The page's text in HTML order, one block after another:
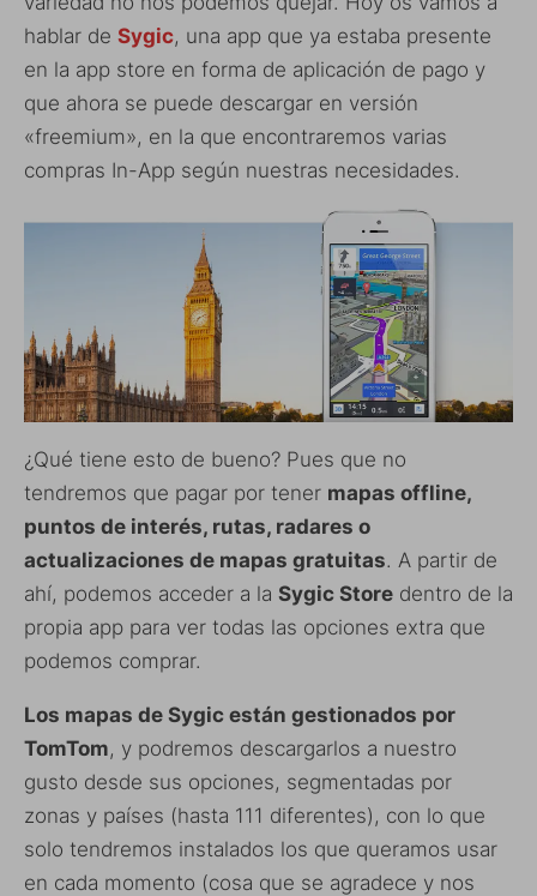
hablar de Sygic, una app que ya estaba presente
en la app store en forma de aplicación de pago y
que ahora se puede descargar en versión
«freemium», en la que encontraremos varias
compras In-App según nuestras necesidades.
¿Qué tiene esto de bueno? Pues que no
tendremos que pagar por tener mapas offline,
puntos de interés, rutas, radares o
actualizaciones de mapas gratuitas. A partir de
ahí, podemos acceder a la Sygic Store dentro de la
propia app para ver todas las opciones extra que
podemos comprar.
Los mapas de Sygic están gestionados por
TomTom, y podremos descargarlos a nuestro
gusto desde sus opciones, segmentadas por
zonas y países (hasta 111 diferentes), con lo que
solo tendremos instalados los que queramos usar
en cada momento (cosa que se agradece y nos